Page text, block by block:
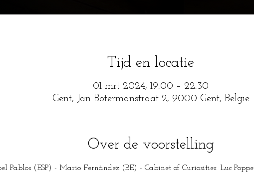
Tijd en locatie
01 mrt 2024, 19:00 – 22:30
Gent, Jan Botermanstraat 2, 9000 Gent, België
Over de voorstelling
Pablos (ESP) - Mario Fernàndez (BE) - Cabinet of Curiosities: Luc Poppe